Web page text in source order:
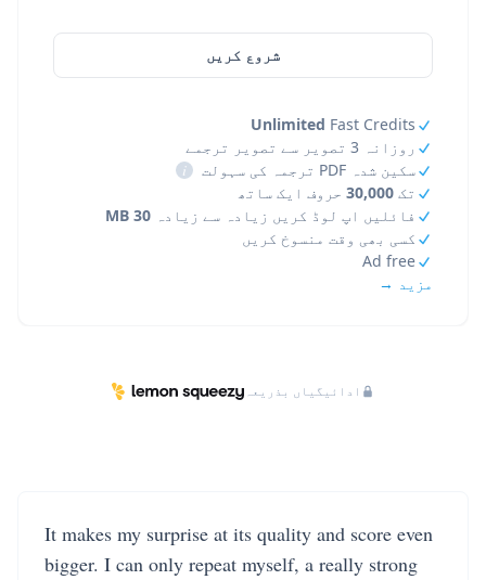
شروع کریں
Unlimited Fast Credits
روزانہ 3 تصویر سے تصویر ترجمے
سکین شدہ PDF ترجمہ کی سہولت
i
تک 30,000 حروف ایک ساتھ
فائلیں اپ لوڈ کریں زیادہ سے زیادہ 30 MB
کسی بھی وقت منسوخ کریں
Ad free
مزید →
ادائیگیاں بذریعہ
It makes my surprise at its quality and score even
bigger. I can only repeat myself, a really strong